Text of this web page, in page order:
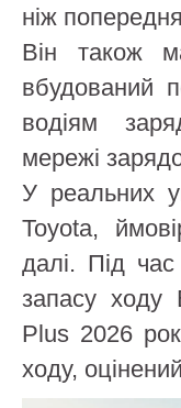
ніж
Він також
вбудований
водіям
мережі
У реальних
Toyota,
далі. Під
запасу ходу
Plus 2026
ходу,